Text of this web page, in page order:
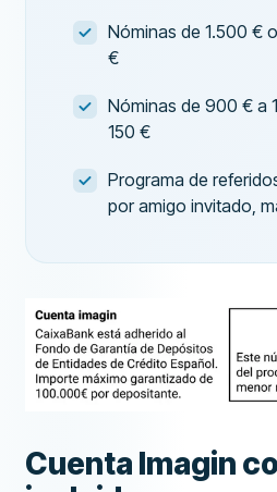
Nóminas de 1.500 €
€
Nóminas de 900 € a
150 €
Programa de
por amigo invitado,
Cuenta Imagin